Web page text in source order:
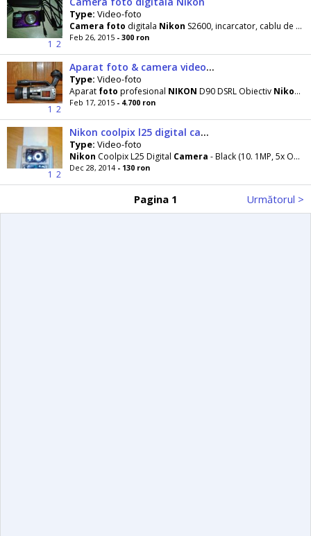
1 2
Type: Video-foto
Camera foto digitala Nikon S2600, incarcator, cablu de date - stare foarte buna. 14 MP, 5x, 2. 7
Feb 26, 2015 - 300 ron
1 2
Aparat foto & camera video profesionale
Type: Video-foto
Aparat foto profesional NIKON D90 DSRL Obiectiv Nikon
Feb 17, 2015 - 4.700 ron
1 2
Nikon coolpix l25 digital camera - black
Type: Video-foto
Nikon Coolpix L25 Digital Camera - Black (10. 1MP, 5x Optical Zoom) 3 inch LCD
Dec 28, 2014 - 130 ron
Pagina 1 Următorul >